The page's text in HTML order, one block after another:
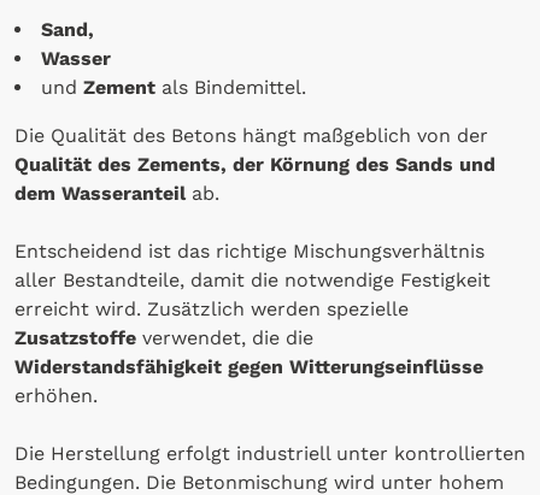
Sand,
Wasser
und Zement als Bindemittel.
Die Qualität des Betons hängt maßgeblich von der
Qualität des Zements, der Körnung des Sands und
dem Wasseranteilab.
Entscheidend ist das richtige Mischungsverhältnis
aller Bestandteile, damit die notwendige Festigkeit
erreicht wird. Zusätzlich werden spezielle
Zusatzstoffe verwendet, die die
Widerstandsfähigkeit gegen Witterungseinflüsse
erhöhen.
Die Herstellung erfolgt industriell unter kontrollierten
Bedingungen. Die Betonmischung wird unter hohem